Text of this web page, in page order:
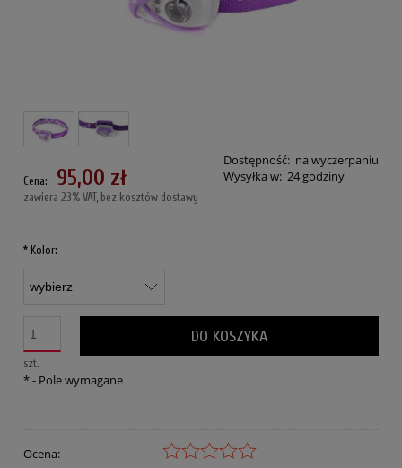
Dostępność: na wyczerpaniu
Wysyłka w: 24 godziny
Cena: 95,00 zł
zawiera 23% VAT, bez kosztów dostawy
* Kolor:
szt.
DO KOSZYKA
*- Pole wymagane
Ocena: